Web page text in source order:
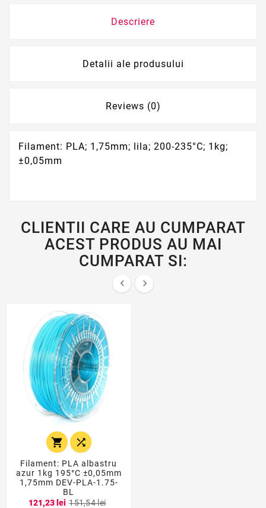
Descriere
Detalii ale produsului
Reviews (0)
Filament: PLA; 1,75mm; lila; 200-235°C; 1kg;
±0,05mm
CLIENTII CARE AU CUMPARAT
ACEST PRODUS AU MAI
CUMPARAT SI:
 
 
Filament: PLA albastru
azur 1kg 195°C ±0,05mm
1,75mm DEV-PLA-1.75-
BL
121,23 lei 151,54 lei